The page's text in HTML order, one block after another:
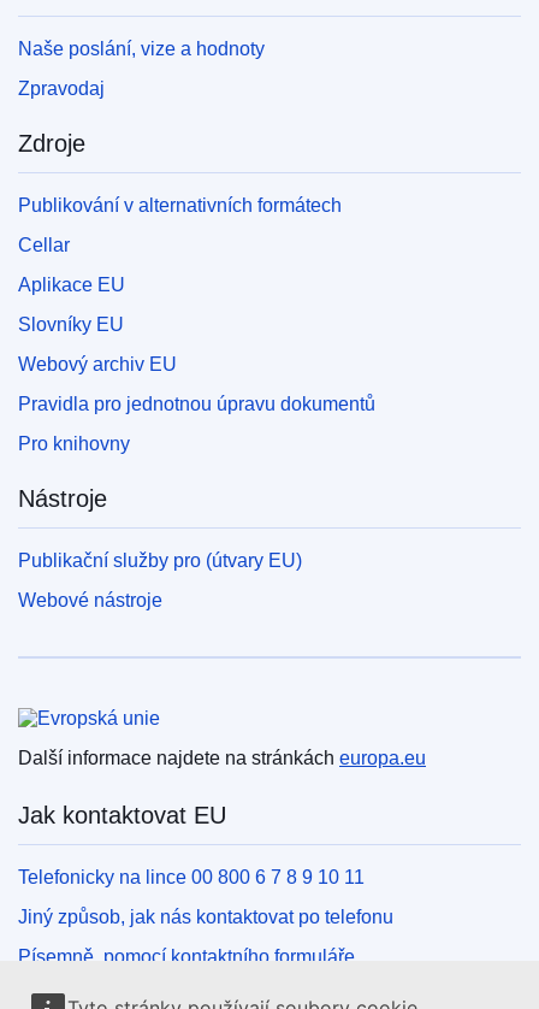
Naše poslání, vize a hodnoty
Zpravodaj
Zdroje
Publikování v alternativních formátech
Cellar
Aplikace EU
Slovníky EU
Webový archiv EU
Pravidla pro jednotnou úpravu dokumentů
Pro knihovny
Nástroje
Publikační služby pro (útvary EU)
Webové nástroje
Další informace najdete na stránkách europa.eu
Jak kontaktovat EU
Telefonicky na lince 00 800 6 7 8 9 10 11
Jiný způsob, jak nás kontaktovat po telefonu
Písemně, pomocí kontaktního formuláře
Osobně, v kontaktním místě EU